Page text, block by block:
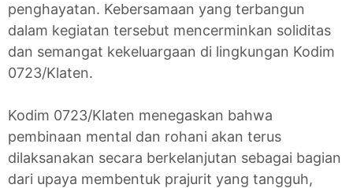
penghayatan. Kebersamaan yang terbangun
dalam kegiatan tersebut mencerminkan soliditas
dan semangat kekeluargaan di lingkungan Kodim
0723/Klaten.
Kodim 0723/Klaten menegaskan bahwa
pembinaan mental dan rohani akan terus
dilaksanakan secara berkelanjutan sebagai bagian
dari upaya membentuk prajurit yang tangguh,